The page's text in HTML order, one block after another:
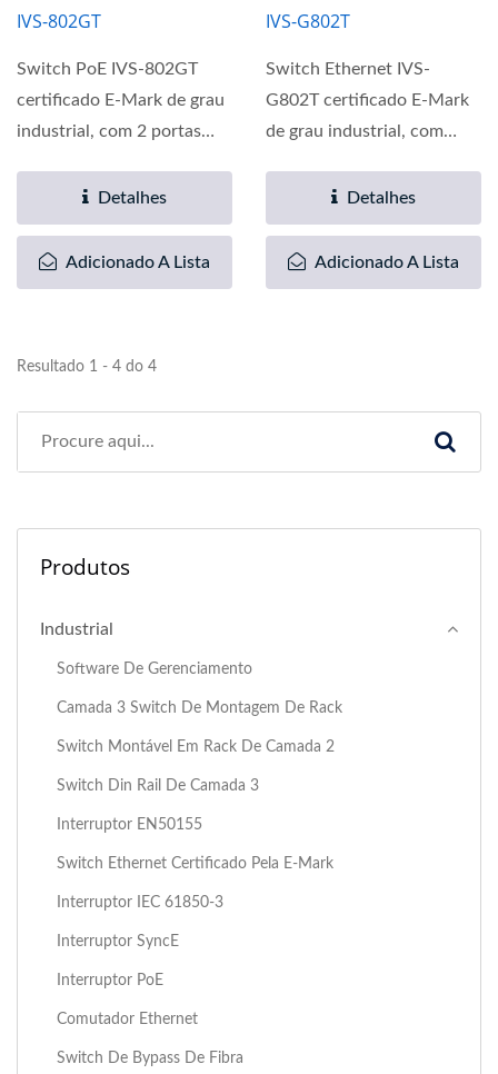
IVS-802GT
Switch PoE IVS-802GT
certificado E-Mark de grau
industrial, com 2 portas
Detalhes
Adicionado A Lista
IVS-G802T
Switch Ethernet IVS-
G802T certificado E-Mark
de grau industrial, com
Detalhes
Adicionado A Lista
Resultado 1 - 4 do 4
Produtos
Industrial
Software De Gerenciamento
Camada 3 Switch De Montagem De Rack
Switch Montável Em Rack De Camada 2
Switch Din Rail De Camada 3
Interruptor EN50155
Switch Ethernet Certificado Pela E-Mark
Interruptor IEC 61850-3
Interruptor SyncE
Interruptor PoE
Comutador Ethernet
Switch De Bypass De Fibra